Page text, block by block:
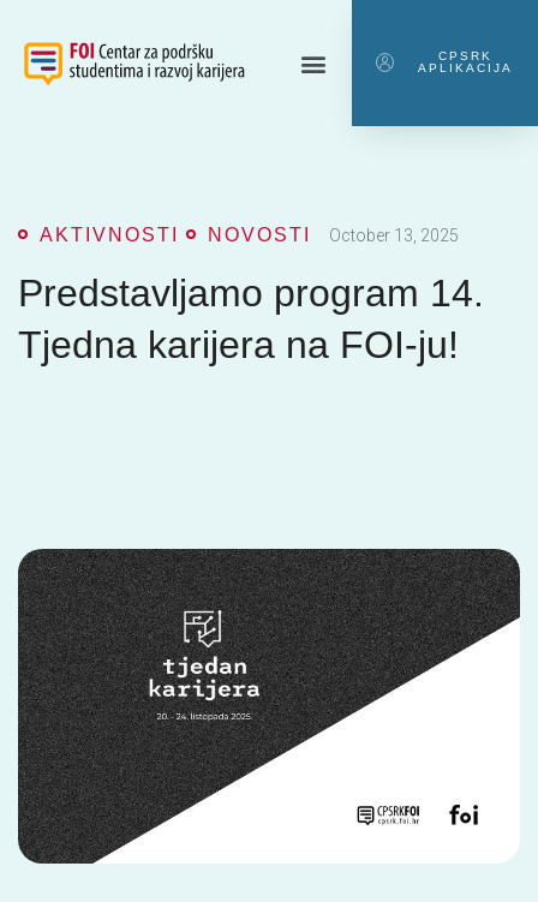
CPSRK
APLIKACIJA
AKTIVNOSTI NOVOSTI October 13, 2025
Predstavljamo program 14.
Tjedna karijera na FOI-ju!